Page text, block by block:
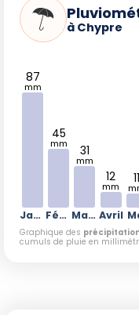
l'été, tandis que les
culturelles préfèreront
à Chypre
Janvier
87
mm
Février
45
mm
Mars
31
mm
Avril
12
mm
11
Graphique des
cumuls de pluie en